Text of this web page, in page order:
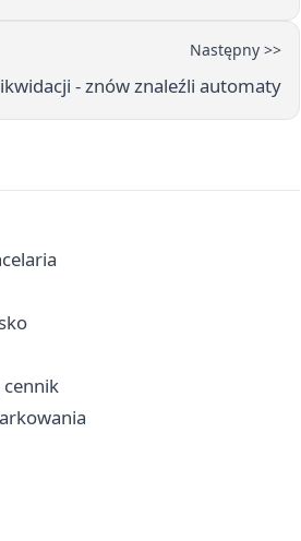
Następny >>
- znów znaleźli automaty
cennik